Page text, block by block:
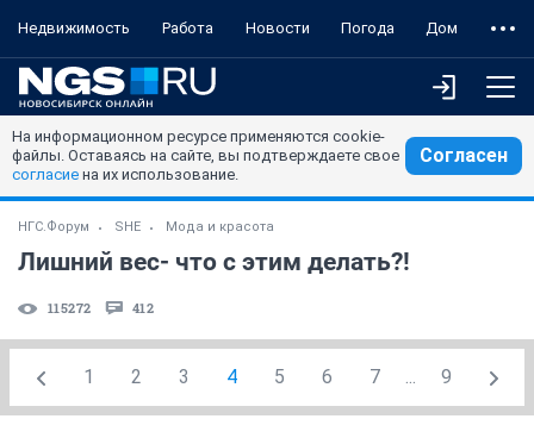
Недвижимость Работа Новости Погода Дом
На информационном ресурсе применяются cookie-
файлы. Оставаясь на сайте, вы подтверждаете свое
согласие на их использование.
Согласен
НГС.Форум SHE Мода и красота
Лишний вес- что с этим делать?!
115272 412
1 2 3 4 5 6 7 ... 9